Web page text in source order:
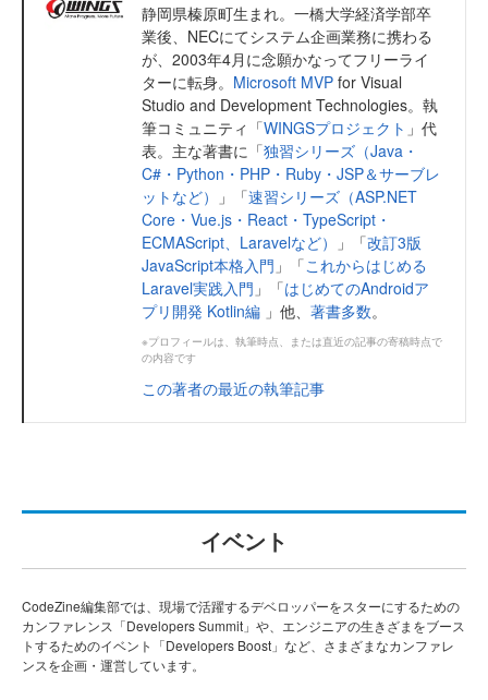
静岡県榛原町生まれ。一橋大学経済学部卒
業後、NECにてシステム企画業務に携わる
が、2003年4月に念願かなってフリーライ
ターに転身。 Microsoft MVP for Visual
Studio and Development Technologies。執
筆コミュニティ「WINGSプロジェクト 」代
表。主な著書に「独習シリーズ（Java・
C#・Python・PHP・Ruby・JSP＆サーブレ
ットなど）
」「速習シリーズ（ASP.NET
Core・Vue.js・React・TypeScript・
ECMAScript、Laravelなど）
」「改訂3版
JavaScript本格入門 」「これからはじめる
Laravel実践入門 」「はじめてのAndroidア
プリ開発 Kotlin編 」他、 著書多数。
※プロフィールは、執筆時点、または直近の記事の寄稿時点で
の内容です
この著者の最近の執筆記事
イベント
CodeZine編集部では、現場で活躍するデベロッパーをスターにするための
カンファレンス「Developers Summit」や、エンジニアの生きざまをブース
トするためのイベント「Developers Boost」など、さまざまなカンファレ
ンスを企画・運営しています。